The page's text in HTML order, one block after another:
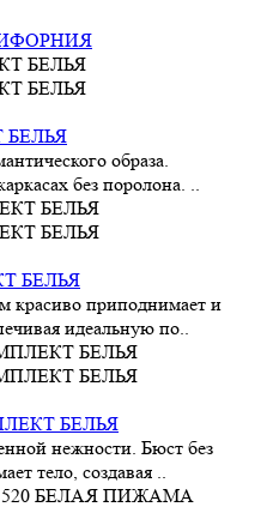
БЕЛЬЯ
образа.
без поролона. ..
БЕЛЬЯ
красиво приподнимает и
идеальную по..
БЕЛЬЯ
нежности. Бюст без
тело, создавая ..